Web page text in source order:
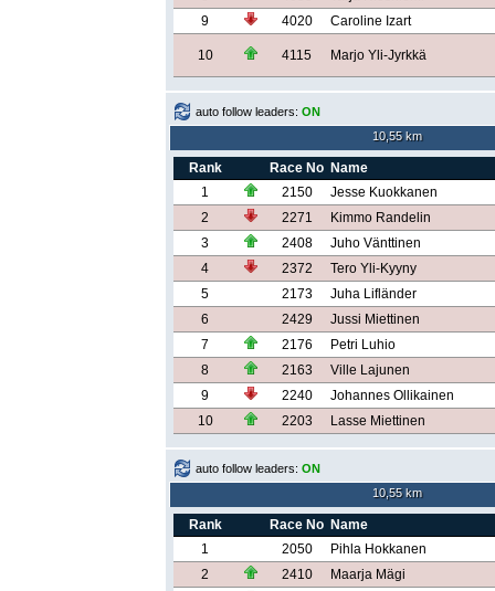
9
4020 Caroline Izart
10 4115 Marjo Yli-Jyrkkä
auto follow leaders: ON
10,55 km
Rank Race No Name
1
2150
Jesse Kuokkanen
2
2271
Kimmo Randelin
3
2408
Juho Vänttinen
4
2372
Tero Yli-Kyyny
5
2173
Juha Lifländer
6
2429
Jussi Miettinen
7
2176
Petri Luhio
8
2163
Ville Lajunen
9
2240
Johannes Ollikainen
10
2203 Lasse Miettinen
auto follow leaders: ON
10,55 km
Rank Race No Name
1
2050
Pihla Hokkanen
2
2410
Maarja Mägi